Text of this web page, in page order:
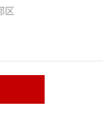
区